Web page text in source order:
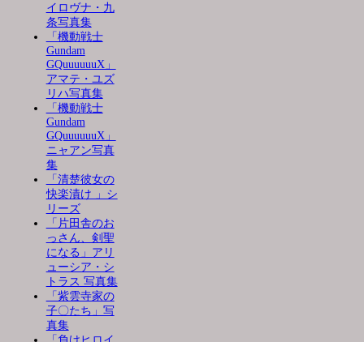
イロヴナ・九
条写真集
「機動戦士
Gundam
GQuuuuuuX」
アマテ・ユズ
リハ写真集
「機動戦士
Gundam
GQuuuuuuX」
ニャアン写真
集
「清楚彼女の
快楽漬け 」シ
リーズ
「片田舎のお
っさん、剣聖
になる」アリ
ューシア・シ
トラス 写真集
「紫雲寺家の
子〇たち」写
真集